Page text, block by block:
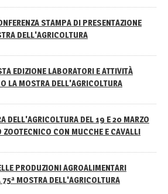
STAMPA DI PRESENTAZIONE
DELL'AGRICOLTURA
EDIZIONE LABORATORI E ATTIVITÀ
LA MOSTRA DELL'AGRICOLTURA
DELL'AGRICOLTURA DEL 19 E 20 MARZO
ZOOTECNICO CON MUCCHE E CAVALLI
PRODUZIONI AGROALIMENTARI
75ª MOSTRA DELL'AGRICOLTURA